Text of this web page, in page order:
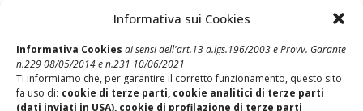
Informativa sui Cookies
Informativa Cookies ai sensi dell'art.13 d.lgs.196/2003 e Provv. Garante
n.229 08/05/2014 e n.231 10/06/2021
Ti informiamo che, per garantire il corretto funzionamento, questo sito
fa uso di: cookie di terze parti, cookie analitici di terze parti
(dati inviati in USA), cookie di profilazione di terze parti
CAI Crédit Agricole Italia Dirigenti DR Sicilia
Roberto Bruno